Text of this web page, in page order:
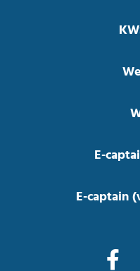
E-
E-captain